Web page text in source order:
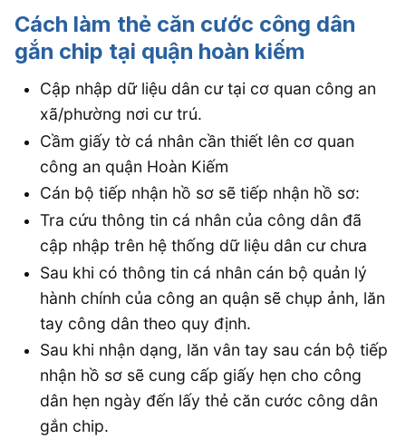
Cách làm thẻ căn cước công dân
gắn chip tại quận hoàn kiếm
Cập nhập dữ liệu dân cư tại cơ quan công an
xã/phường nơi cư trú.
Cầm giấy tờ cá nhân cần thiết lên cơ quan
công an quận Hoàn Kiếm
Cán bộ tiếp nhận hồ sơ sẽ tiếp nhận hồ sơ:
Tra cứu thông tin cá nhân của công dân đã
cập nhập trên hệ thống dữ liệu dân cư chưa
Sau khi có thông tin cá nhân cán bộ quản lý
hành chính của công an quận sẽ chụp ảnh, lăn
tay công dân theo quy định.
Sau khi nhận dạng, lăn vân tay sau cán bộ tiếp
nhận hồ sơ sẽ cung cấp giấy hẹn cho công
dân hẹn ngày đến lấy thẻ căn cước công dân
gắn chip.